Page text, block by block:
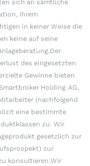
sich an sämtliche
ihrem
in keiner Weise die
keine auf seine
des eingesetzten
Gewinne bieten
Holding AG,
(nachfolgend
eine bestimmte
zu. Wir
gesetzlich zur
zur
konsultieren.Wir